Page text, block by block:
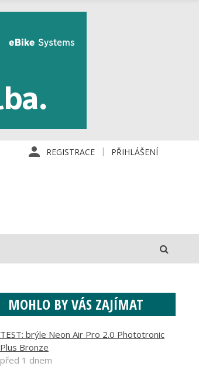
REGISTRACE PŘIHLÁŠENÍ
MOHLO BY VÁS ZAJÍMAT
TEST: brýle Neon Air Pro 2.0 Phototronic
Plus Bronze
před 1 dnem